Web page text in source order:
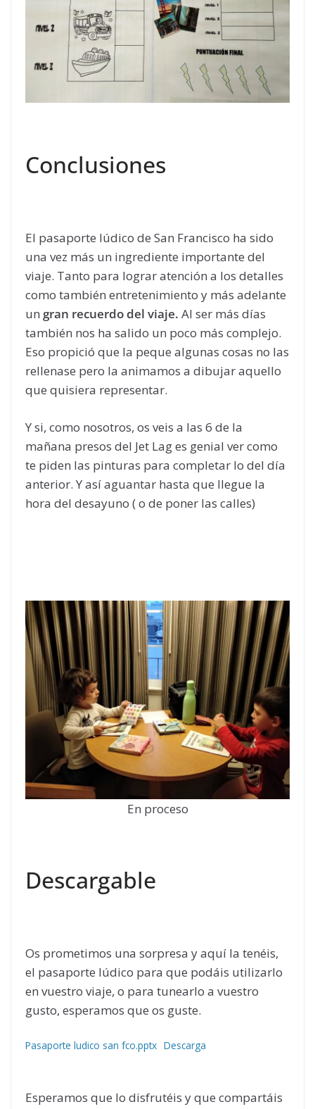
Conclusiones
El pasaporte lúdico de San Francisco ha sido
una vez más un ingrediente importante del
viaje. Tanto para lograr atención a los detalles
como también entretenimiento y más adelante
un gran recuerdo del viaje. Al ser más días
también nos ha salido un poco más complejo.
Eso propició que la peque algunas cosas no las
rellenase pero la animamos a dibujar aquello
que quisiera representar.
Y si, como nosotros, os veis a las 6 de la
mañana presos del Jet Lag es genial ver como
te piden las pinturas para completar lo del día
anterior. Y así aguantar hasta que llegue la
hora del desayuno ( o de poner las calles)
En proceso
Descargable
Os prometimos una sorpresa y aquí la tenéis,
el pasaporte lúdico para que podáis utilizarlo
en vuestro viaje, o para tunearlo a vuestro
gusto, esperamos que os guste.
Pasaporte ludico san fco.pptx Descarga
Esperamos que lo disfrutéis y que compartáis